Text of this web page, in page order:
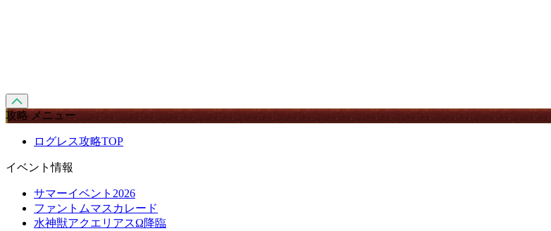
攻略 メニュー
ログレス攻略TOP
イベント情報
サマーイベント2026
ファントムマスカレード
水神獣アクエリアスΩ降臨